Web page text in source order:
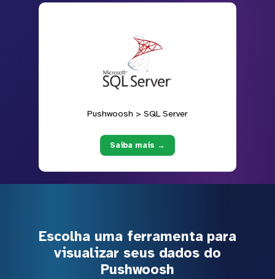
Pushwoosh > SQL Server
Saiba mais →
Escolha uma ferramenta para
visualizar seus dados do
Pushwoosh